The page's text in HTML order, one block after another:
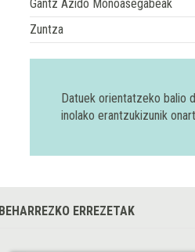
Gantz Azido Monoasegabeak
Zuntza
Datuek orientatzeko balio
inolako erantzukizunik
BEHARREZKO ERREZETAK